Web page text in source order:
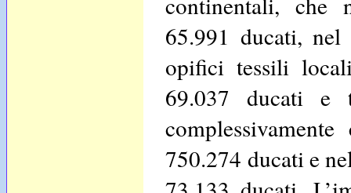
65.991 ducati,
opifici tessili
69.037 ducati
750.274 ducati e